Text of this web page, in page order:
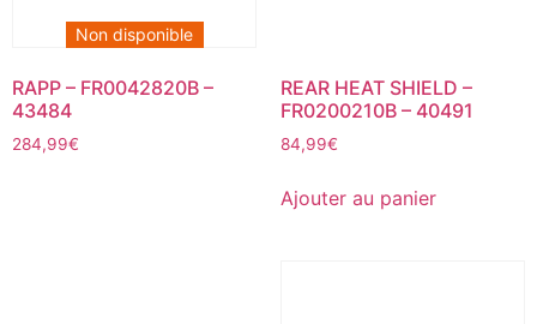
Non disponible
RAPP – FR0042820B –
43484
284,99€
REAR HEAT SHIELD –
FR0200210B – 40491
84,99€
Ajouter au panier